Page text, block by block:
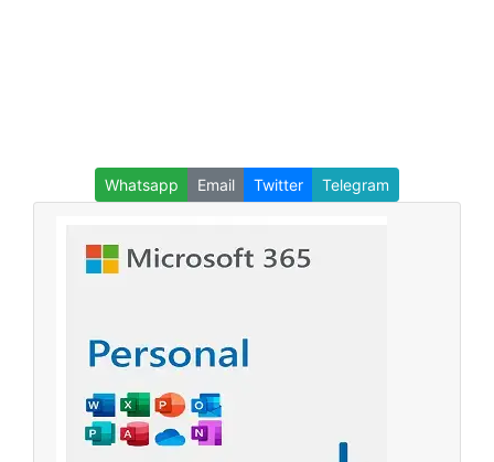
Whatsapp Email Twitter Telegram